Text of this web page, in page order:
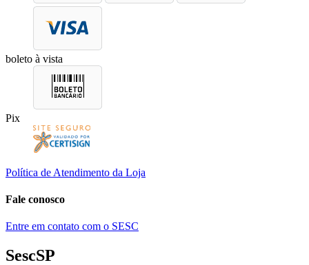
boleto à vista
Pix
Política de Atendimento da Loja
Fale conosco
Entre em contato com o SESC
SescSP